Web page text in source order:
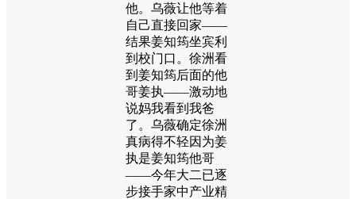
他。乌薇让他等着
自己直接回家——
结果姜知筠坐宾利
到校门口。徐洲看
到姜知筠后面的他
哥姜执——激动地
说妈我看到我爸
了。乌薇确定徐洲
真病得不轻因为姜
执是姜知筠他哥
——今年大二已逐
步接手家中产业精